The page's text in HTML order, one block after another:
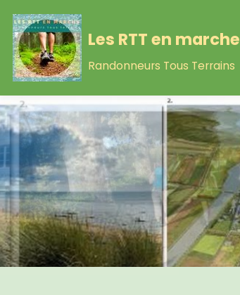
Les RTT en marche
Randonneurs Tous Terrains